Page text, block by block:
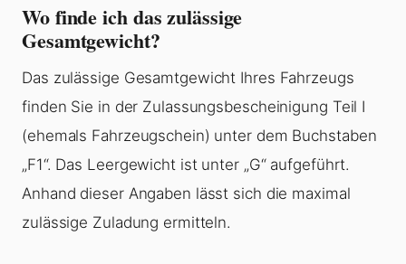
Wo finde ich das zulässige
Gesamtgewicht?
Das zulässige Gesamtgewicht Ihres Fahrzeugs
finden Sie in der Zulassungsbescheinigung Teil I
(ehemals Fahrzeugschein) unter dem Buchstaben
„F1“. Das Leergewicht ist unter „G“ aufgeführt.
Anhand dieser Angaben lässt sich die maximal
zulässige Zuladung ermitteln.